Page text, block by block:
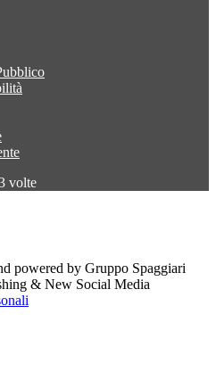
volte
powered by Gruppo Spaggiari
& New Social Media